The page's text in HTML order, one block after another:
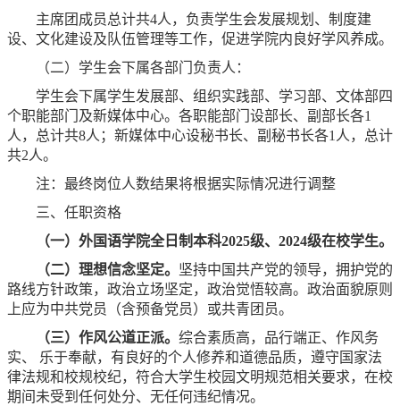
主席团成员总计共4人，负责学生会发展规划、制度建
设、文化建设及队伍管理等工作，促进学院内良好学风养成。
（二）学生会下属各部门负责人：
学生会下属学生发展部、组织实践部、学习部、文体部四
个职能部门及新媒体中心。各职能部门设部长、副部长各1
人，总计共8人；新媒体中心设秘书长、副秘书长各1人，总计
共2人。
注：最终岗位人数结果将根据实际情况进行调整
三、任职资格
（一）外国语学院全日制本科2025级、2024级在校学生。
（二）理想信念坚定。 坚持中国共产党的领导，拥护党的
路线方针政策，政治立场坚定，政治觉悟较高。政治面貌原则
上应为中共党员（含预备党员）或共青团员。
（三）作风公道正派。 综合素质高，品行端正、作风务
实、 乐于奉献，有良好的个人修养和道德品质，遵守国家法
律法规和校规校纪，符合大学生校园文明规范相关要求，在校
期间未受到任何处分、无任何违纪情况。